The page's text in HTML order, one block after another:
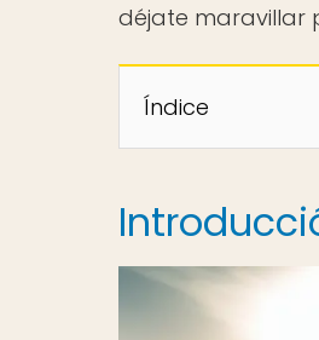
déjate maravillar
Índice